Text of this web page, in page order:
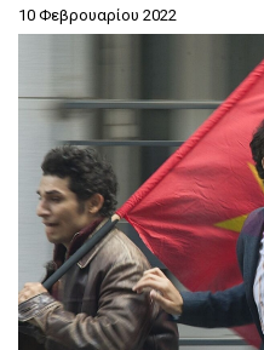
10 Φεβρουαρίου 2022